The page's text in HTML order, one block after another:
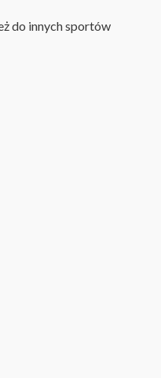
do innych sportów